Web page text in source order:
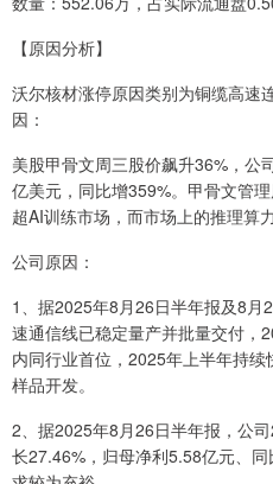
【原因分析】
沃尔核材涨停原因类别为铜缆高速
因：
美股甲骨文周三股价飙升36%，公
亿美元，同比增359%。甲骨文管
超AI训练市场，而市场上的推理算
公司原因：
1、据2025年8月26日半年报及8月
速通信线已稳定量产并批量交付，
内同行业首位，2025年上半年持
样品开发。
2、据2025年8月26日半年报，公
长27.46%，归母净利5.58亿元、